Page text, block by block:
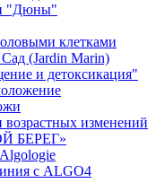
"Дюны"
клетками
(Jardin Marin)
и детоксикация"
изменений
БЕРЕГ»
с ALGO4